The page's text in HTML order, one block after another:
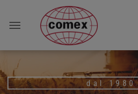
dal 1980